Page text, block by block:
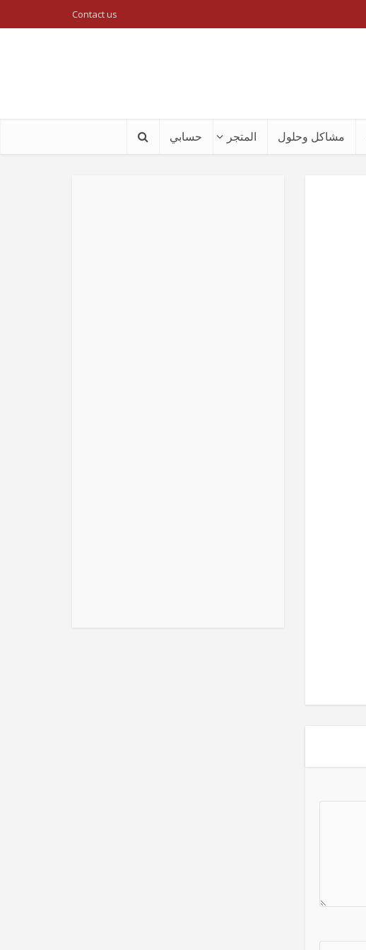
Contact us
مشاكل وحلول المتجر حسابي